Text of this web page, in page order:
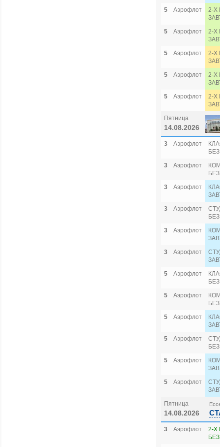
5
Аэрофлот
2-Х
5
Аэрофлот
2-Х
5
Аэрофлот
2-Х
5
Аэрофлот
2-Х
5
Аэрофлот
2-Х
Пятница
14.08.2026
3 Аэрофлот
3
Аэрофлот
3
Аэрофлот
3
Аэрофлот
3
Аэрофлот
3
Аэрофлот
5
Аэрофлот
5
Аэрофлот
5
Аэрофлот
5
Аэрофлот
5
Аэрофлот
5
Аэрофлот
Пятница
14.08.2026
3 Аэрофлот
2-